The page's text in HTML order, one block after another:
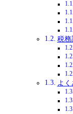
税務
よく